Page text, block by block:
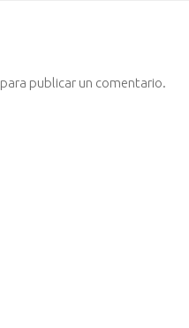
para publicar un comentario.